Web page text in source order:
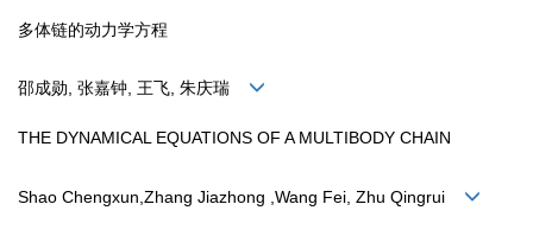
多体链的动力学方程
邵成勋, 张嘉钟, 王飞, 朱庆瑞
THE DYNAMICAL EQUATIONS OF A MULTIBODY CHAIN
Shao Chengxun,Zhang Jiazhong ,Wang Fei, Zhu Qingrui